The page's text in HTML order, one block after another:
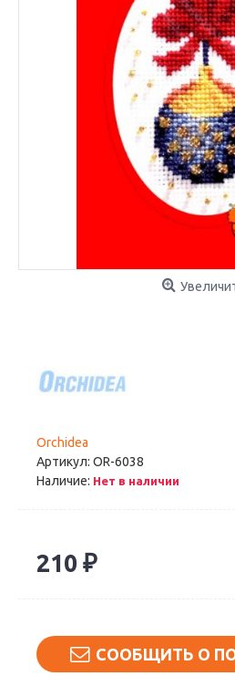
Orchidea
Артикул: OR-6038
Наличие: Нет в наличии
210 ₽
СООБЩИТЬ О